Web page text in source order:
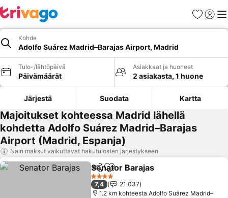
Suosikit
Kohde
Adolfo Suárez Madrid–Barajas Airport, Madrid
Tulo-/lähtöpäivä
Päivämäärät
Asiakkaat ja huoneet
2 asiakasta, 1 huone
Järjestä Suodata Kartta
Majoitukset kohteessa Madrid lähellä
kohdetta Adolfo Suárez Madrid–Barajas
Airport (Madrid, Espanja)
Näin maksut vaikuttavat hakutulosten järjestykseen
Jaa Lisää suosikkeihin
Senator Barajas
4 Tähtiluokitus
7,4
21 037
1.2 km kohteesta Adolfo Suárez Madrid–